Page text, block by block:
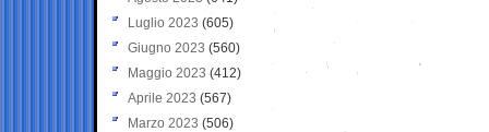
Luglio 2023 (605)
Giugno 2023 (560)
Maggio 2023 (412)
Aprile 2023 (567)
Marzo 2023 (506)